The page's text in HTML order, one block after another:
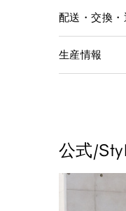
配送・交換
生産情報
公式/